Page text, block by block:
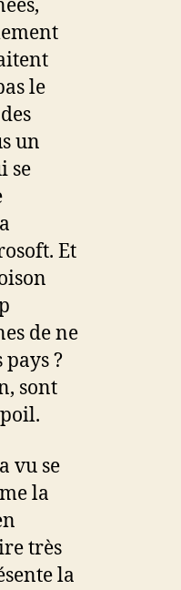
le
un
se
Et
de ne
?
sont
vu se
la
très
la